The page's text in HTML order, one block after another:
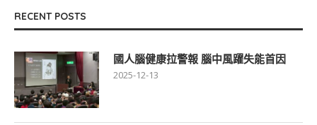
RECENT POSTS
國人腦健康拉警報 腦中風躍失能首因
2025-12-13